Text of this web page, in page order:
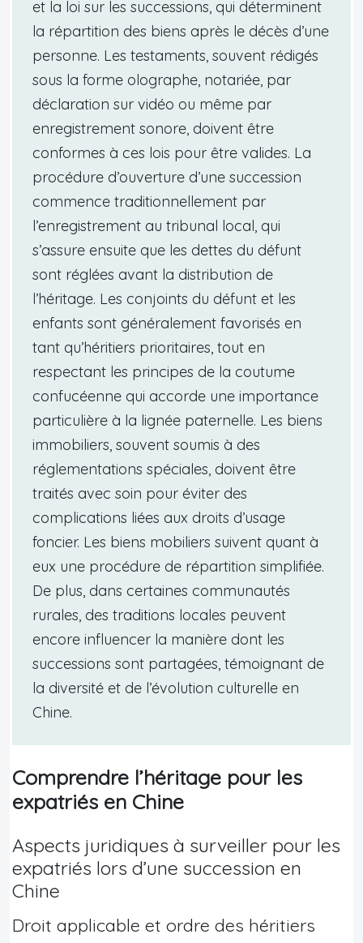
et la loi sur les successions, qui déterminent
la répartition des biens après le décès d’une
personne. Les testaments, souvent rédigés
sous la forme olographe, notariée, par
déclaration sur vidéo ou même par
enregistrement sonore, doivent être
conformes à ces lois pour être valides. La
procédure d’ouverture d’une succession
commence traditionnellement par
l’enregistrement au tribunal local, qui
s’assure ensuite que les dettes du défunt
sont réglées avant la distribution de
l’héritage. Les conjoints du défunt et les
enfants sont généralement favorisés en
tant qu’héritiers prioritaires, tout en
respectant les principes de la coutume
confucéenne qui accorde une importance
particulière à la lignée paternelle. Les biens
immobiliers, souvent soumis à des
réglementations spéciales, doivent être
traités avec soin pour éviter des
complications liées aux droits d’usage
foncier. Les biens mobiliers suivent quant à
eux une procédure de répartition simplifiée.
De plus, dans certaines communautés
rurales, des traditions locales peuvent
encore influencer la manière dont les
successions sont partagées, témoignant de
la diversité et de l’évolution culturelle en
Chine.
Comprendre l’héritage pour les
expatriés en Chine
Aspects juridiques à surveiller pour les
expatriés lors d’une succession en
Chine
Droit applicable et ordre des héritiers